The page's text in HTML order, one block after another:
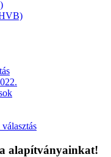
alapítványainkat!